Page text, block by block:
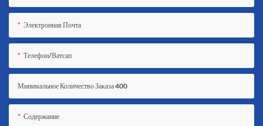
Электронная Почта
Телефон/ватсап
Минимальное Количество Заказа 400
Содержание